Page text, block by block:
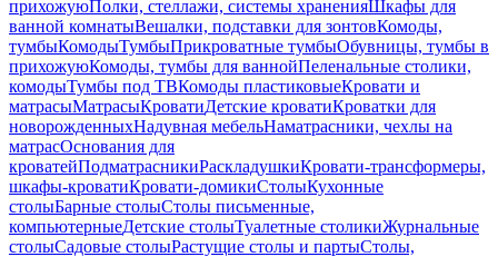
прихожуюПолки, стеллажи, системы храненияШкафы для
ванной комнатыВешалки, подставки для зонтовКомоды,
тумбыКомодыТумбыПрикроватные тумбыОбувницы, тумбы в
прихожуюКомоды, тумбы для ваннойПеленальные столики,
комодыТумбы под ТВКомоды пластиковыеКровати и
матрасыМатрасыКроватиДетские кроватиКроватки для
новорожденныхНадувная мебельНаматрасники, чехлы на
матрасОснования для
кроватейПодматрасникиРаскладушкиКровати-трансформеры,
шкафы-кроватиКровати-домикиСтолыКухонные
столыБарные столыСтолы письменные,
компьютерныеДетские столыТуалетные столикиЖурнальные
столыСадовые столыРастущие столы и партыСтолы,